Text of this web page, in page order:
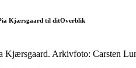
Kjærsgaard til ditOverblik
Kjærsgaard. Arkivfoto: Carsten